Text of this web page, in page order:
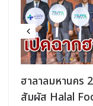
ฮาลาลมหานคร
สัมผัส Halal